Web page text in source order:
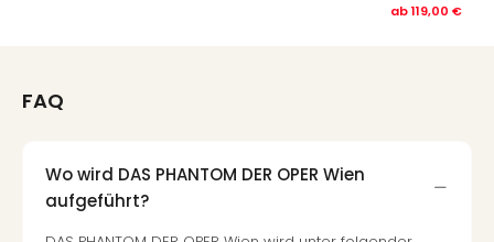
ab119,00 €
FAQ
Wo wird DAS PHANTOM DER OPER Wien
aufgeführt?